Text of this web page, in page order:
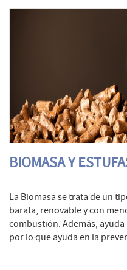
BIOMASA Y
La Biomasa se trata de un
barata, renovable y con
combustión. Además,
por lo que ayuda en la